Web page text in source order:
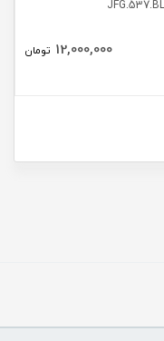
12,000,000 تومان